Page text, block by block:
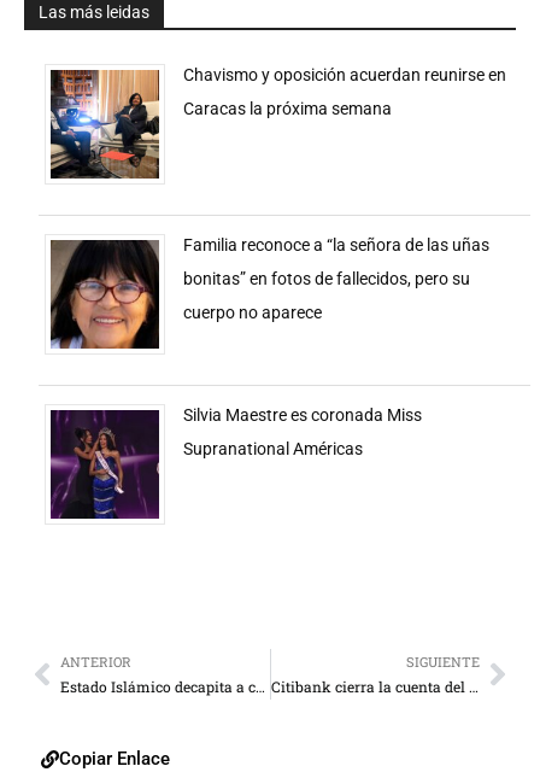
Las más leidas
Chavismo y oposición acuerdan reunirse en
Caracas la próxima semana
Familia reconoce a “la señora de las uñas
bonitas” en fotos de fallecidos, pero su
cuerpo no aparece
Silvia Maestre es coronada Miss
Supranational Américas
ANTERIOR
Estado Islámico decapita a cuatro futbolistas en Siria
SIGUIENTE
Citibank cierra la cuenta del Banco Central de Venezuela
Copiar Enlace